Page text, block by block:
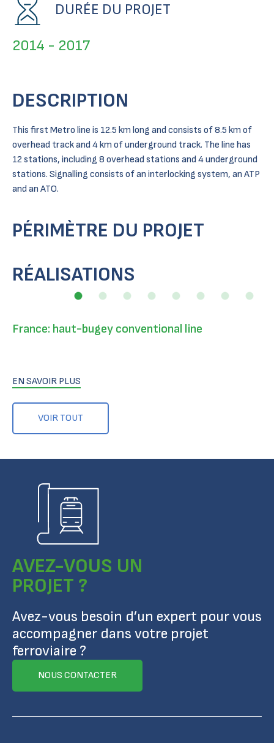
DURÉE DU PROJET
2014 - 2017
DESCRIPTION
This first Metro line is 12.5 km long and consists of 8.5 km of
overhead track and 4 km of underground track. The line has
12 stations, including 8 overhead stations and 4 underground
stations. Signalling consists of an interlocking system, an ATP
and an ATO.
PÉRIMÈTRE DU PROJET
RÉALISATIONS
VOIR TOUT
France: haut-bugey conventional line
EN SAVOIR PLUS
AVEZ-VOUS UN
PROJET ?
Avez-vous besoin d’un expert pour vous
accompagner dans votre projet
ferroviaire ?
NOUS CONTACTER